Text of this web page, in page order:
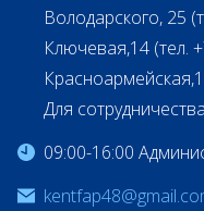
Володарского, 25
Ключевая,14 (тел.
Для
09:00-16:00